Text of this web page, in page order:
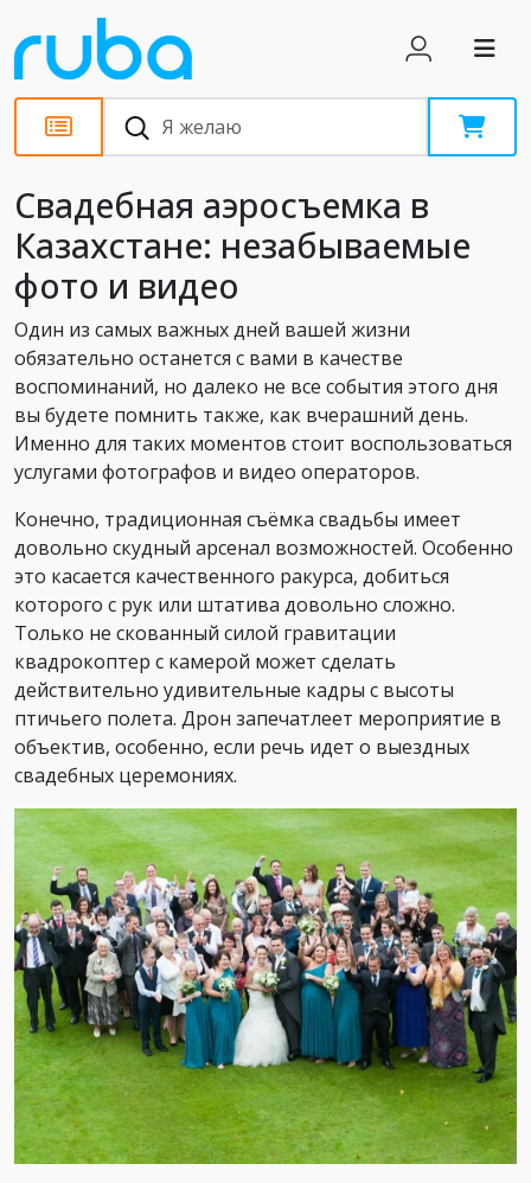
Статьи
Свадебная аэросъемка в
Казахстане: незабываемые
фото и видео
Один из самых важных дней вашей жизни
обязательно останется с вами в качестве
воспоминаний, но далеко не все события этого дня
вы будете помнить также, как вчерашний день.
Именно для таких моментов стоит воспользоваться
услугами фотографов и видео операторов.
Конечно, традиционная съёмка свадьбы имеет
довольно скудный арсенал возможностей. Особенно
это касается качественного ракурса, добиться
которого с рук или штатива довольно сложно.
Только не скованный силой гравитации
квадрокоптер с камерой может сделать
действительно удивительные кадры с высоты
птичьего полета. Дрон запечатлеет мероприятие в
объектив, особенно, если речь идет о выездных
свадебных церемониях.